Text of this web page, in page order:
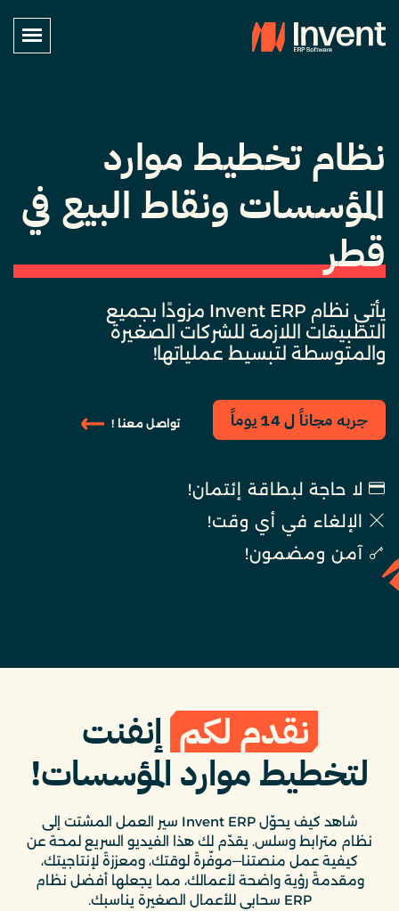
نظام تخطيط موارد
المؤسسات ونقاط البيع في
قطر
يأتي نظام Invent ERP مزودًا بجميع
التطبيقات اللازمة للشركات الصغيرة
والمتوسطة لتبسيط عملياتها!
جربه مجاناً ل 14 يوماً تواصل معنا !
لا حاجة لبطاقة إئتمان!
الإلغاء في أي وقت!
آمن ومضمون!
نقدم لكم إنفنت
لتخطيط موارد المؤسسات!
شاهد كيف يحوّل Invent ERP سير العمل المشتت إلى
نظام مترابط وسلس. يقدّم لك هذا الفيديو السريع لمحة عن
كيفية عمل منصتنا—موفّرةً لوقتك، ومعززةً لإنتاجيتك،
ومقدمةً رؤية واضحة لأعمالك، مما يجعلها أفضل نظام
ERP سحابي للأعمال الصغيرة يناسبك.